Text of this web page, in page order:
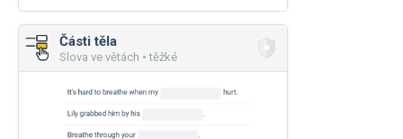
Části těla
Slova ve větách • těžké